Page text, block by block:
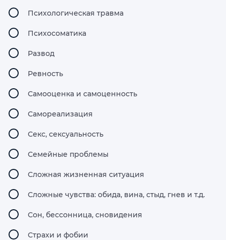
Психологическая травма
Психосоматика
Развод
Ревность
Самооценка и самоценность
Самореализация
Секс, сексуальность
Семейные проблемы
Сложная жизненная ситуация
Сложные чувства: обида, вина, стыд, гнев и т.д.
Сон, бессонница, сновидения
Страхи и фобии